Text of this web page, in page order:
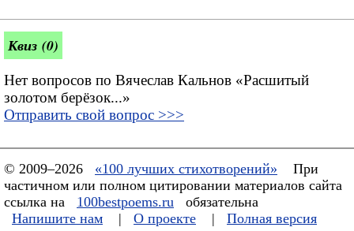
Квиз (0)
Нет вопросов по Вячеслав Кальнов «Расшитый
золотом берёзок...»
Отправить свой вопрос >>>
© 2009–2026 «100 лучших стихотворений»
При
частичном или полном цитировании материалов сайта
ссылка на
100bestpoems.ru
обязательна
Напишите нам
| О проекте | Полная версия